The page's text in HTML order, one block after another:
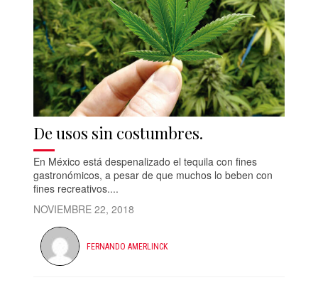
De usos sin costumbres.
En México está despenalizado el tequila con fines
gastronómicos, a pesar de que muchos lo beben con
fines recreativos....
NOVIEMBRE 22, 2018
FERNANDO AMERLINCK